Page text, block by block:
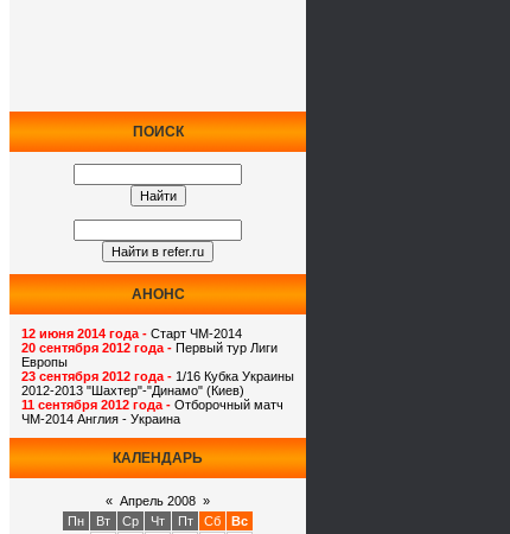
ПОИСК
АНОНС
12 июня 2014 года - Старт ЧМ-2014
20 сентября 2012 года - Первый тур Лиги
Европы
23 сентября 2012 года - 1/16 Кубка Украины
2012-2013 "Шахтер"-"Динамо" (Киев)
11 сентября 2012 года - Отборочный матч
ЧМ-2014 Англия - Украина
КАЛЕНДАРЬ
« Апрель 2008 »
Пн
Вт Ср Чт Пт Сб
Вс